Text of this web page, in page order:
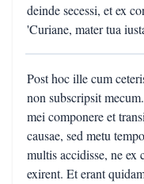
deinde secessi, et ex
'Curiane, mater tua
Post hoc ille cum
non subscripsit
mei componere et
causae, sed metu
multis accidisse, ne
exirent. Et erant